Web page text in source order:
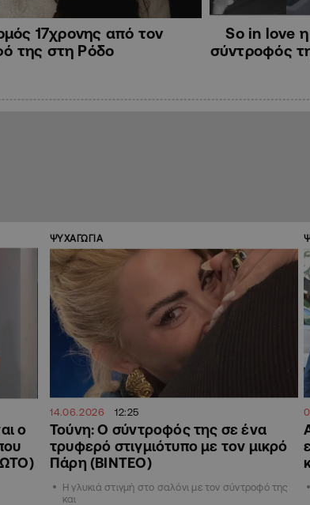
17χρονης από τον
της στη Ρόδο
So in love
σύντροφός
ο
ΨΥΧΑΓΩΓΙΑ
14.06.2026 12:25
Τούνη: Ο σύντροφός της σε ένα
τρυφερό στιγμιότυπο με τον μικρό
Πάρη (ΒΙΝΤΕΟ)
Η γλυκιά στιγμή στο σαλόνι με τον σύντροφό της
και